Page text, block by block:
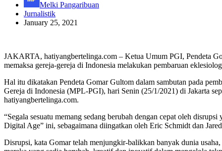
Melki Pangaribuan
Jurnalistik
January 25, 2021
JAKARTA, hatiyangbertelinga.com – Ketua Umum PGI, Pendeta
memaksa gereja-gereja di Indonesia melakukan pembaruan
Hal itu dikatakan Pendeta Gomar Gultom dalam sambutan pada
Gereja di Indonesia (MPL-PGI), hari Senin (25/1/2021) di Jakarta
hatiyangbertelinga.com.
“Segala sesuatu memang sedang berubah dengan cepat oleh
Digital Age” ini, sebagaimana diingatkan oleh Eric Schmidt dan
Disrupsi, kata Gomar telah menjungkir-balikkan banyak dunia